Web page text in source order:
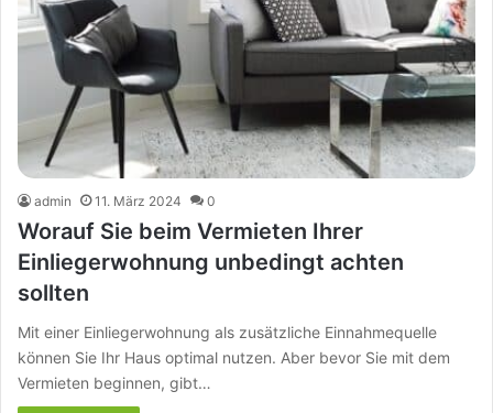
admin 11. März 2024 0
Worauf Sie beim Vermieten Ihrer
Einliegerwohnung unbedingt achten
sollten
Mit einer Einliegerwohnung als zusätzliche Einnahmequelle
können Sie Ihr Haus optimal nutzen. Aber bevor Sie mit dem
Vermieten beginnen, gibt…